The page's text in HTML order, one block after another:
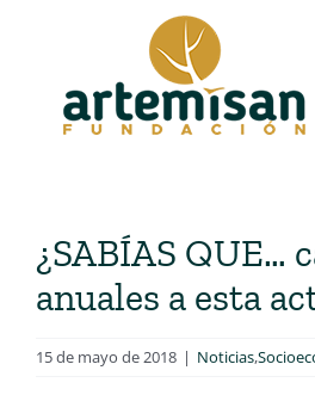
contenido
¿SABÍAS QUE…
anuales a esta
15 de mayo de 2018 | Noticias,